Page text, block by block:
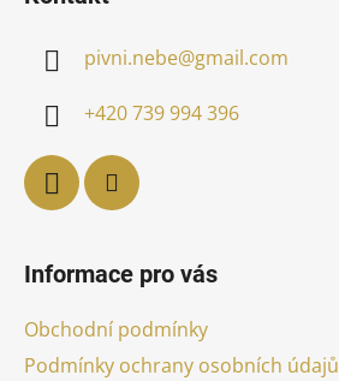
pivni.nebe@gmail.com
+420 739 994 396
Informace pro vás
Obchodní podmínky
Podmínky ochrany osobních údajů